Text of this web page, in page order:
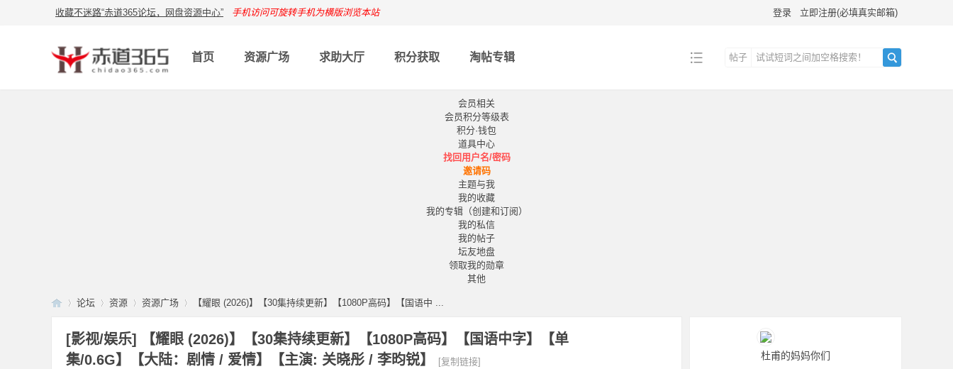
收藏不迷路“赤道365论坛，网盘资源中心” 手机访问可旋转手机为横版浏览本站 登录 立即注册(必填真实邮箱)
首页 资源广场 求助大厅 积分获取 淘帖专辑
帖子
会员相关
会员积分等级表
积分·钱包
道具中心
找回用户名/密码
邀请码
主题与我
我的收藏
我的专辑（创建和订阅）
我的私信
我的帖子
坛友地盘
领取我的勋章
其他
»
论坛
›
资源 资源广场 【耀眼 (2026)】【30集持续更新】【1080P高码】【国语中 ...
[影视/娱乐]
【耀眼 (2026)】【30集持续更新】【1080P高码】【国语中字】【单
集/0.6G】【大陆：剧情 / 爱情】【主演: 关晓彤 / 李昀锐】
[复制链接]
杜甫的妈妈你们